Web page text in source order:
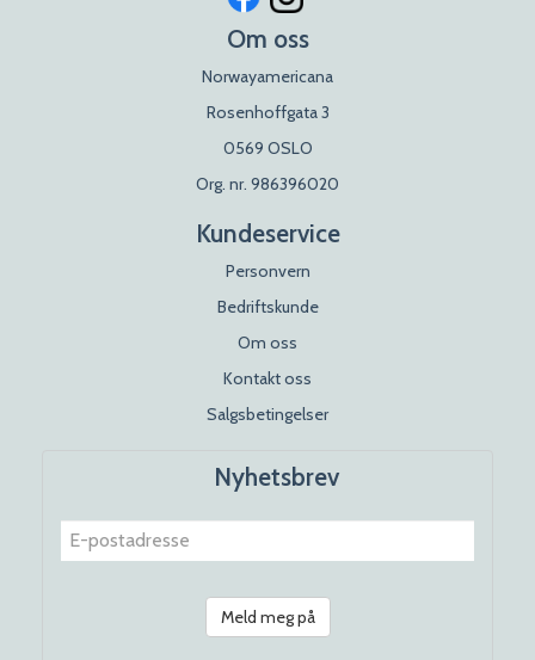
Om oss
Norwayamericana
Rosenhoffgata 3
0569 OSLO
Org. nr. 986396020
Kundeservice
Personvern
Bedriftskunde
Om oss
Kontakt oss
Salgsbetingelser
Nyhetsbrev
Meld meg på